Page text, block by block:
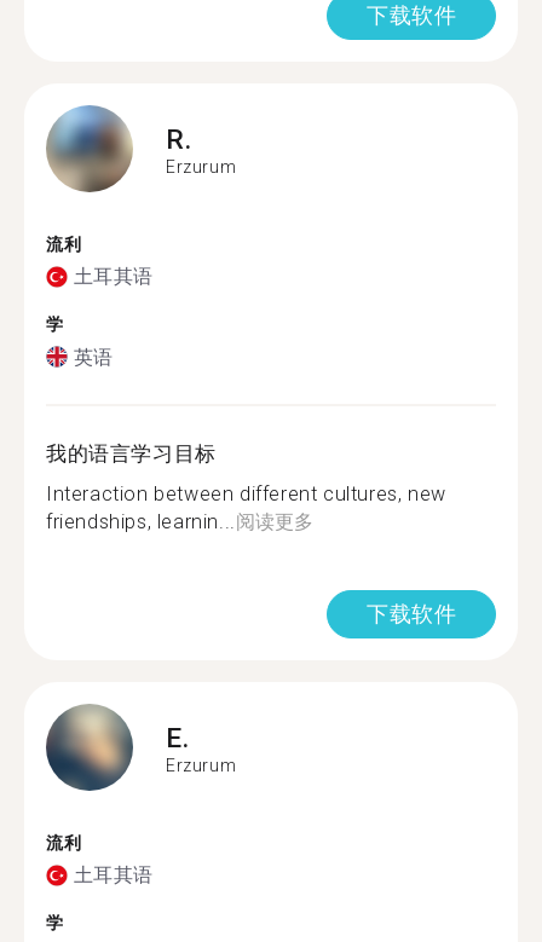
下载软件
R.
Erzurum
流利
土耳其语
学
英语
我的语言学习目标
Interaction between different cultures, new
friendships, learnin... 阅读更多
下载软件
E.
Erzurum
流利
土耳其语
学